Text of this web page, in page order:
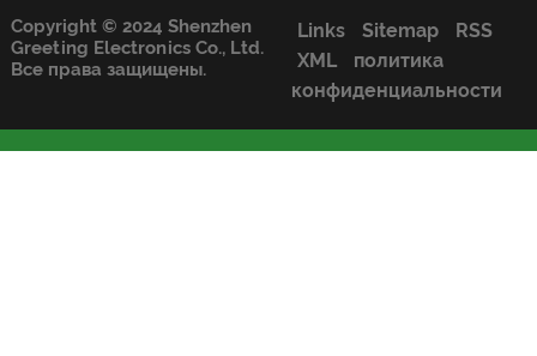
Copyright © 2024 Shenzhen
Greeting Electronics Co., Ltd.
Все права защищены.
Links Sitemap
RSS
XML
политика
конфиденциальности